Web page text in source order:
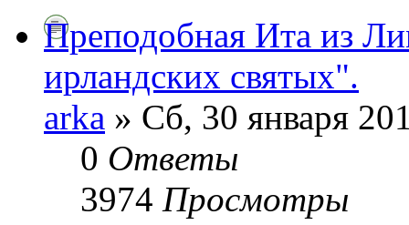
Преподобная Ита из
ирландских святых".
arka » Сб, 30 января
0 Ответы
3974 Просмотры